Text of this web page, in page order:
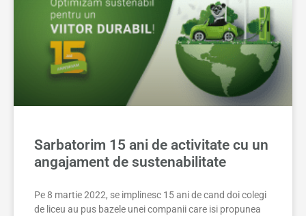
Sarbatorim 15 ani de activitate cu un
angajament de sustenabilitate
Pe 8 martie 2022, se implinesc 15 ani de cand doi colegi
de liceu au pus bazele unei companii care isi propunea